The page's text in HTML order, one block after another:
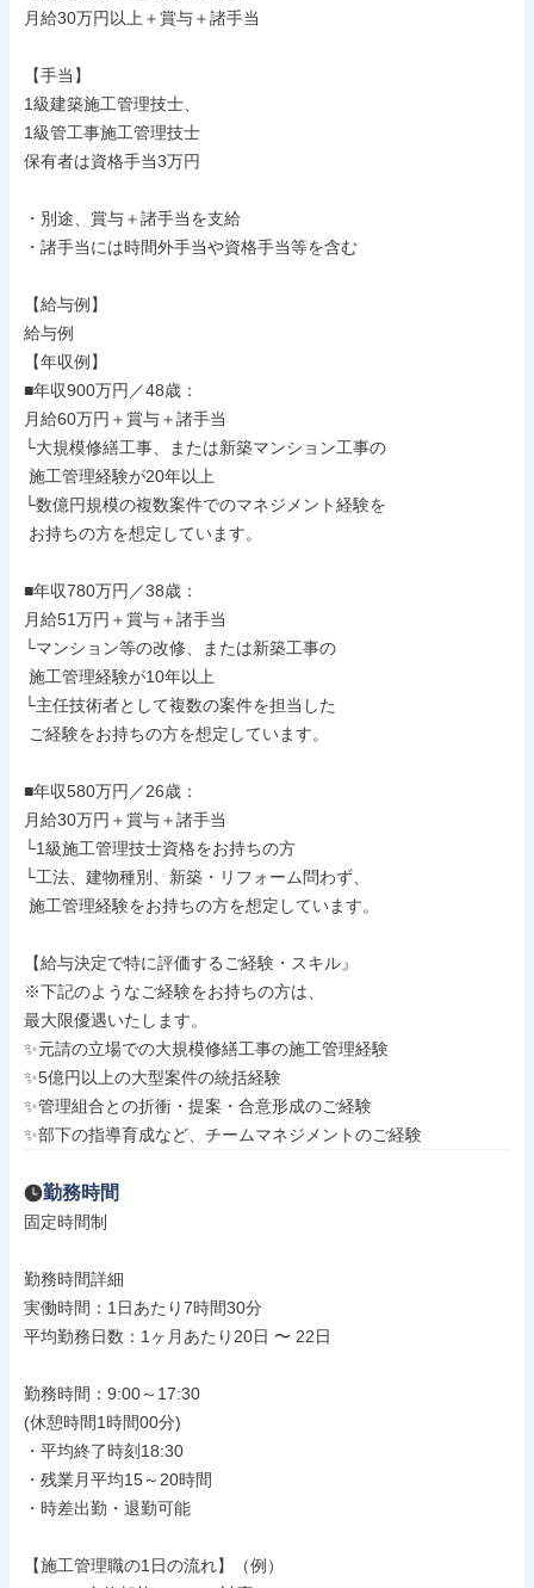
月給30万円以上＋賞与＋諸手当
【手当】
1級建築施工管理技士、
1級管工事施工管理技士
保有者は資格手当3万円
・別途、賞与＋諸手当を支給
・諸手当には時間外手当や資格手当等を含む
【給与例】
給与例
【年収例】
■年収900万円／48歳：
月給60万円＋賞与＋諸手当
└大規模修繕工事、または新築マンション工事の
└数億円規模の複数案件でのマネジメント経験を
■年収780万円／38歳：
月給51万円＋賞与＋諸手当
└マンション等の改修、または新築工事の
└主任技術者として複数の案件を担当した
■年収580万円／26歳：
月給30万円＋賞与＋諸手当
└1級施工管理技士資格をお持ちの方
└工法、建物種別、新築・リフォーム問わず、
【給与決定で特に評価するご経験・スキル』
※下記のようなご経験をお持ちの方は、
最大限優遇いたします。
✨元請の立場での大規模修繕工事の施工管理経験
✨5億円以上の大型案件の統括経験
✨管理組合との折衝・提案・合意形成のご経験
✨部下の指導育成など、チームマネジメントのご経験
勤務時間
固定時間制
勤務時間詳細
実働時間：1日あたり7時間30分
平均勤務日数：1ヶ月あたり20日 〜 22日
勤務時間：9:00～17:30
(休憩時間1時間00分)
・平均終了時刻18:30
・残業月平均15～20時間
・時差出勤・退勤可能
【施工管理職の1日の流れ】（例）